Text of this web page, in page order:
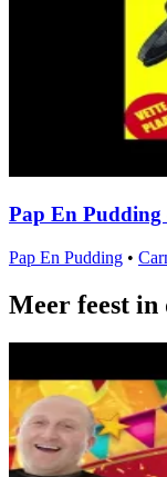
Pap En Pudding
Pap En Pudding •
Meer feest in